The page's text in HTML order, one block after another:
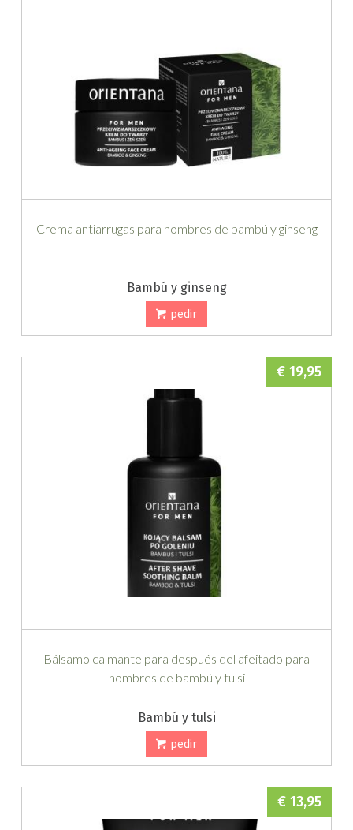
Crema antiarrugas para hombres de bambú y ginseng
Bambú y ginseng
pedir
Bálsamo calmante para después del afeitado para
hombres de bambú y tulsi
Bambú y tulsi
€ 19,95
pedir
€ 13,95